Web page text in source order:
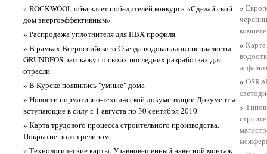
» ROCKWOOL объявляет победителей конкурса «Сделай свой
дом энергоэффективным»
» Распродажа уплотнителя для ПВХ профиля
» В рамках Всероссийского Съезда водоканалов специалисты
GRUNDFOS расскажут о своих последних разработках для
отрасли
» В Курске появились "умные" дома
» Новости нормативно-технической документации Документы
вступающие в силу с 1 августа по 30 сентября 2010
» Карта трудового процесса строительного производства.
Покрытие полов релином
» Технологические карты. Уравновешенный навесной монтаж
»
»
»
»